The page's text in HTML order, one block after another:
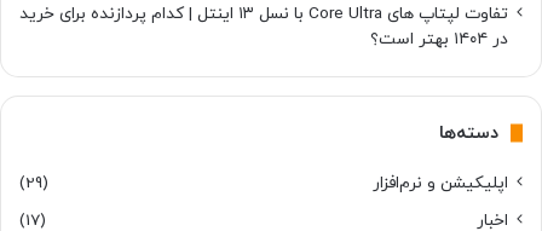
تفاوت لپتاپ های Core Ultra با نسل ۱۳ اینتل | کدام پردازنده برای خرید
در ۱۴۰۴ بهتر است؟
دسته‌ها
اپلیکیشن و نرم‌افزار
(29)
اخبار
(17)